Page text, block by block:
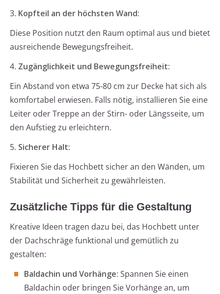
3. Kopfteil an der höchsten Wand:
Diese Position nutzt den Raum optimal aus und bietet
ausreichende Bewegungsfreiheit.
4. Zugänglichkeit und Bewegungsfreiheit:
Ein Abstand von etwa 75-80 cm zur Decke hat sich als
komfortabel erwiesen. Falls nötig, installieren Sie eine
Leiter oder Treppe an der Stirn- oder Längsseite, um
den Aufstieg zu erleichtern.
5. Sicherer Halt:
Fixieren Sie das Hochbett sicher an den Wänden, um
Stabilität und Sicherheit zu gewährleisten.
Zusätzliche Tipps für die Gestaltung
Kreative Ideen tragen dazu bei, das Hochbett unter
der Dachschräge funktional und gemütlich zu
gestalten:
Baldachin und Vorhänge: Spannen Sie einen
Baldachin oder bringen Sie Vorhänge an, um